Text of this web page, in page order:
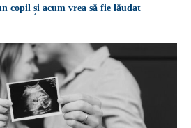
copil și acum vrea să fie lăudat